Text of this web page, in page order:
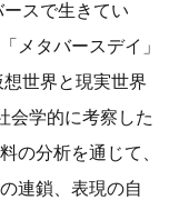
スで生きてい
メタバースデイ」
世界と現実世界
会学的に考察した
の分析を通じて、
連鎖、表現の自